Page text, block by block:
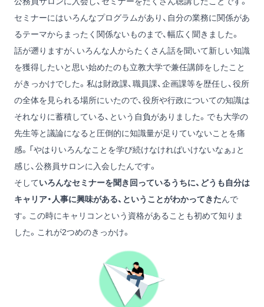
セミナーにはいろんなプログラムがあり、自分の業務に関係があ
るテーマからまったく関係ないものまで、幅広く聞きました。
話が遡りますが、いろんな人からたくさん話を聞いて新しい知識
を獲得したいと思い始めたのも立教大学で兼任講師をしたこと
がきっかけでした。私は財政課、職員課、企画課等を歴任し、役所
の全体を見られる場所にいたので、役所や行政についての知識は
それなりに蓄積している、という自負がありました。でも大学の
先生等と議論になると圧倒的に知識量が足りていないことを痛
感。「やはりいろんなことを学び続けなければいけないなぁ」と
感じ、公務員サロンに入会したんです。
そしていろんなセミナーを聞き回っているうちに、どうも自分は
キャリア・人事に興味がある、ということがわかってきたんで
す。この時にキャリコンという資格があることも初めて知りま
した。これが2つめのきっかけ。